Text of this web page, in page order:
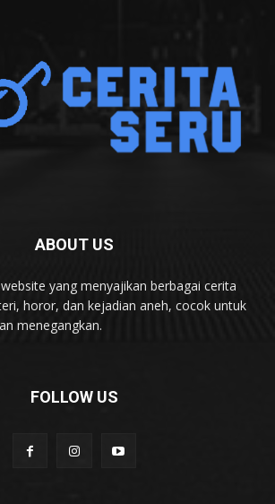
ABOUT US
yang menyajikan berbagai cerita
horor, dan kejadian aneh, cocok untuk
menegangkan.
FOLLOW US